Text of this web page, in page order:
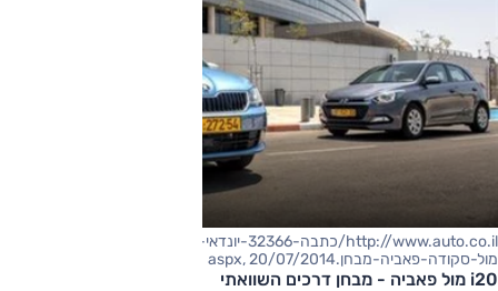
מול-סקודה-פאביה-מבחן.aspx, 20/07/2014
i20 מול פאביה - מבחן דרכים השוואתי